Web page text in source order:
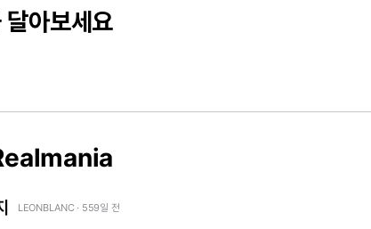
아보세요
LEONBLANC · 559일 전